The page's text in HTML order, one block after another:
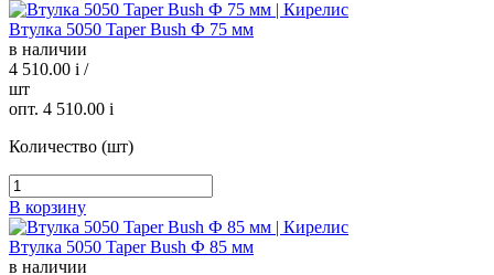
Втулка 5050 Taper Bush Ф 75 мм
в наличии
4 510.00 i /
шт
опт. 4 510.00 i
Количество (шт)
В корзину
Втулка 5050 Taper Bush Ф 85 мм
в наличии